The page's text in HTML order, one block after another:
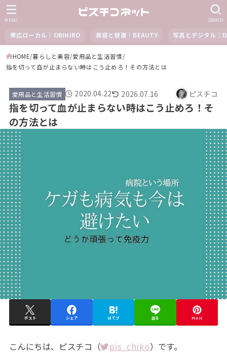
帯広ローカル｜OBIHIRO 美容と健康｜BEAUTY 写真とデジタル｜
SEARCH
MENU
HOME 暮らしと美容 愛用品と生活習慣
指を切って血が止まらない時はこう止めろ！その方法とは
愛用品と生活習慣 2020.04.22 2026.07.16 ピスチコ
指を切って血が止まらない時はこう止めろ！そ
の方法とは
ポスト シェア はてブ 送る Pin it
こんにちは、ピスチコ（ pis_chiko）です。